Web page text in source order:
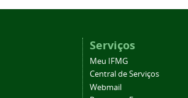
Serviços
Meu IFMG
Central de Serviços
Webmail